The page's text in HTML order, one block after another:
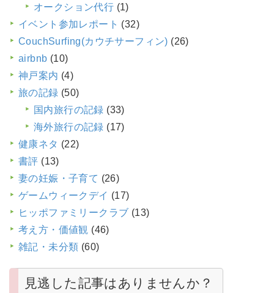
オークション代行 (1)
イベント参加レポート (32)
CouchSurfing(カウチサーフィン) (26)
airbnb (10)
神戸案内 (4)
旅の記録 (50)
国内旅行の記録 (33)
海外旅行の記録 (17)
健康ネタ (22)
書評 (13)
妻の妊娠・子育て (26)
ゲームウィークデイ (17)
ヒッポファミリークラブ (13)
考え方・価値観 (46)
雑記・未分類 (60)
見逃した記事はありませんか？